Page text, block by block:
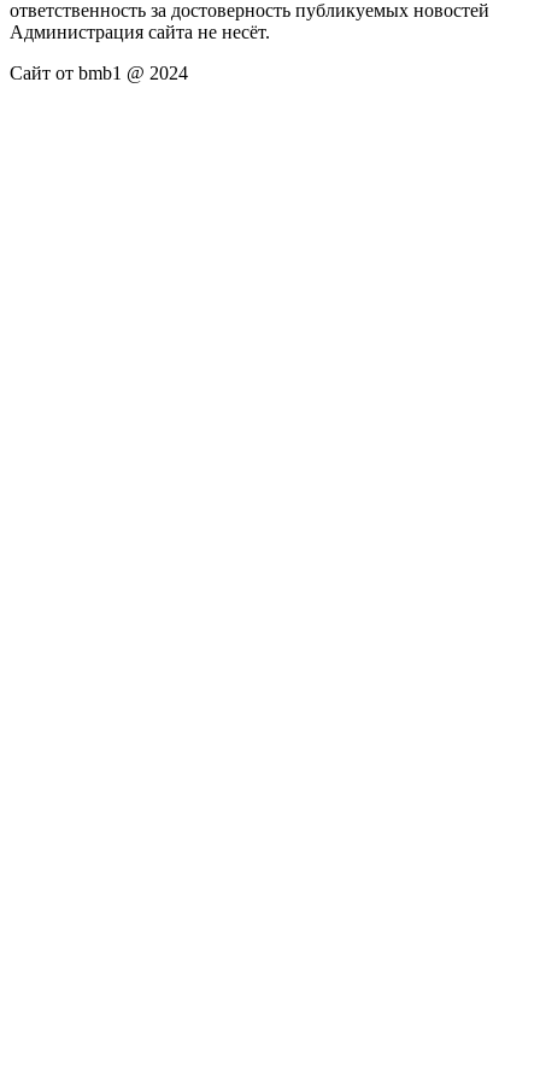
ответственность за достоверность публикуемых новостей
Администрация сайта не несёт.
Сайт от bmb1 @ 2024